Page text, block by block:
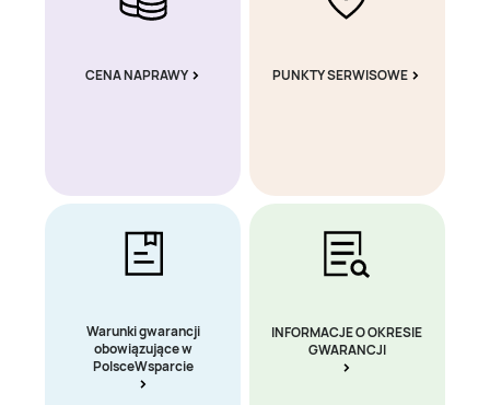
CENA NAPRAWY PUNKTY SERWISOWE
Warunki gwarancji
obowiązujące w
PolsceWsparcie
INFORMACJE O OKRESIE
GWARANCJI